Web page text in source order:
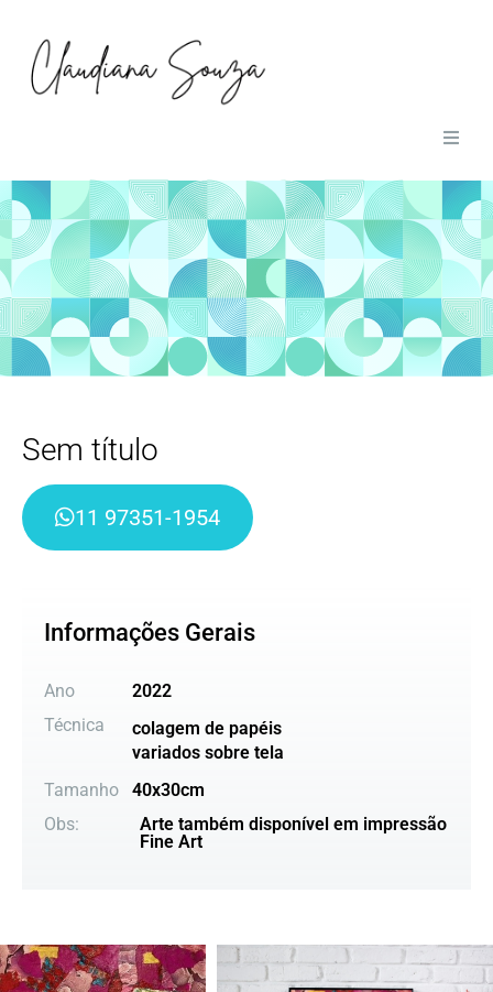
01Home
02Obras
03Sobre
04Contato
Sem título
11 97351-1954
Informações Gerais
Ano
2022
Técnica
colagem de papéis
variados sobre tela
Tamanho
40x30cm
Obs:
Arte também disponível em impressão
Fine Art